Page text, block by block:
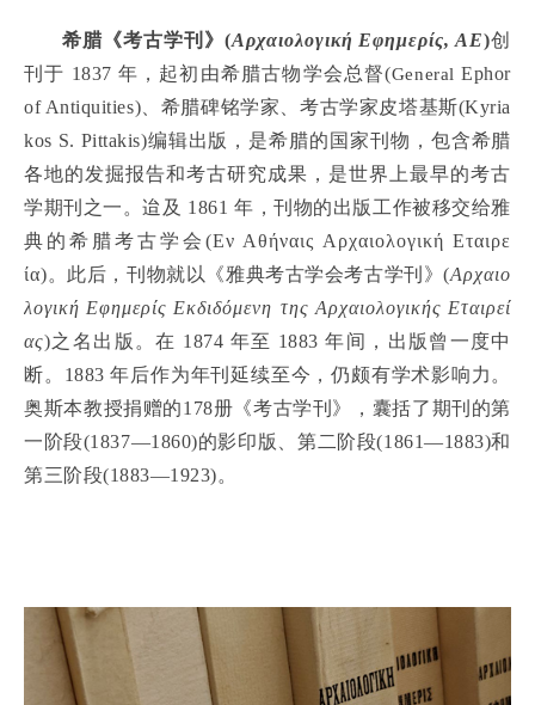
希腊《考古学刊》(Αρχαιολογική Εφημερίς,ΑΕ)创
刊于 1837 年，起初由希腊古物学会总督(General Ephor
of Antiquities)、希腊碑铭学家、考古学家皮塔基斯(Kyria
kos S. Pittakis)编辑出版，是希腊的国家刊物，包含希腊
各地的发掘报告和考古研究成果，是世界上最早的考古
学期刊之一。迨及 1861 年，刊物的出版工作被移交给雅
典的希腊考古学会(Εν Αθήναις Αρχαιολογική Εταιρε
ία)。此后，刊物就以《雅典考古学会考古学刊》(Αρχαιο
λογική Εφημερίς Εκδιδόμενη της Αρχαιολογικής Εταιρεί
ας)之名出版。在 1874 年至 1883 年间，出版曾一度中
断。1883 年后作为年刊延续至今，仍颇有学术影响力。
奥斯本教授捐赠的178册《考古学刊》，囊括了期刊的第
一阶段(1837—1860)的影印版、第二阶段(1861—1883)和
第三阶段(1883—1923)。